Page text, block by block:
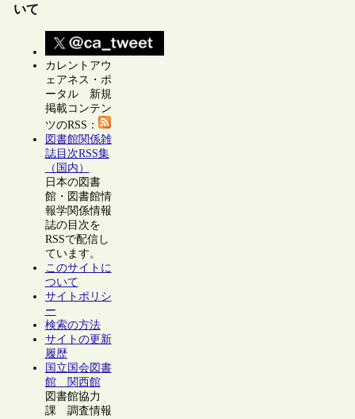
いて
カレントアウ
ェアネス・ポ
ータル 新規
掲載コンテン
ツのRSS：
図書館関係雑
誌目次RSS集
（国内）
日本の図書
館・図書館情
報学関係情報
誌の目次を
RSSで配信し
ています。
このサイトに
ついて
サイトポリシ
ー
検索の方法
サイトの更新
履歴
国立国会図書
館 関西館
図書館協力
課 調査情報